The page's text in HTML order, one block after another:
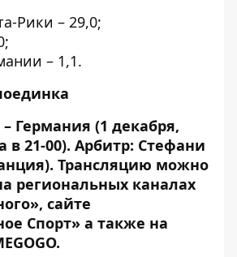
Рики – 29,0;
– 1,1.
Германия (1 декабря,
в 21-00). Арбитр: Стефани
Трансляцию можно
региональных каналах
сайте
Спорт» а также на